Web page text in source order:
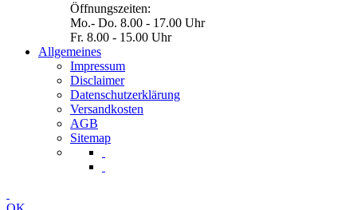
Öffnungszeiten:
Mo.- Do. 8.00 - 17.00 Uhr
Fr. 8.00 - 15.00 Uhr
Allgemeines
Impressum
Disclaimer
Datenschutzerklärung
Versandkosten
AGB
Sitemap